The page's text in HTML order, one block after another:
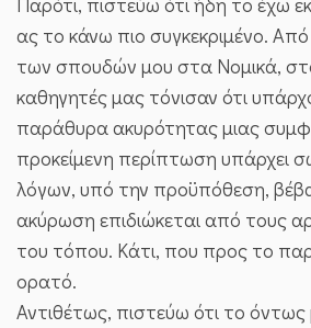
ας το κάνω πιο συγκεκριμένο.
των σπουδών μου στα Νομικά,
καθηγητές μας τόνισαν ότι
παράθυρα ακυρότητας μιας
προκείμενη περίπτωση υπάρχει
λόγων, υπό την προϋπόθεση,
ακύρωση επιδιώκεται από τους
του τόπου. Κάτι, που προς το
ορατό.
Αντιθέτως, πιστεύω ότι το